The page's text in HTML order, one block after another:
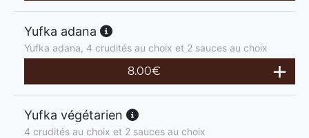
Yufka adana
Yufka adana, 4 crudités au choix et 2 sauces au choix
8.00€
Yufka végétarien
4 crudités au choix et 2 sauces au choix